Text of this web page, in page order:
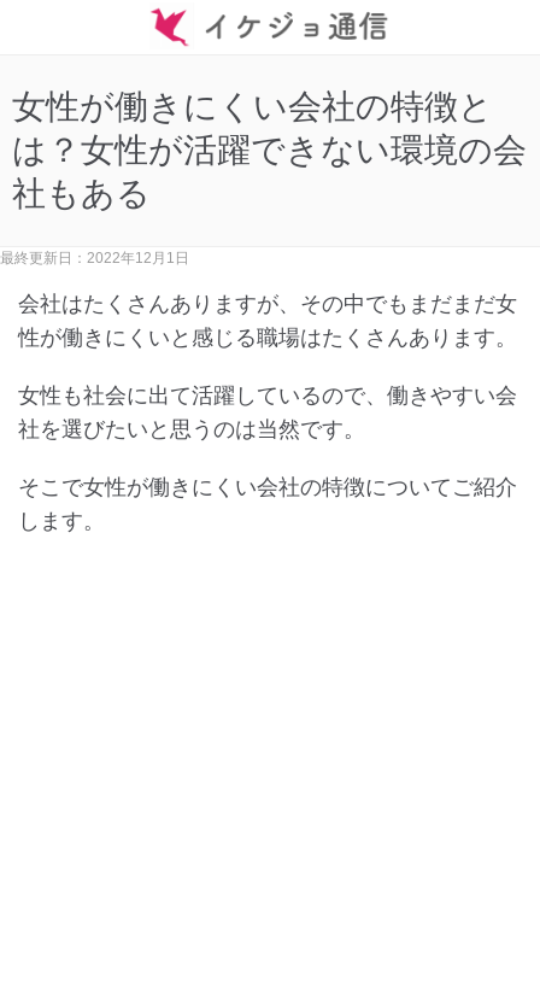
女性が働きにくい会社の特徴と
は？女性が活躍できない環境の会
社もある
最終更新日：2022年12月1日
会社はたくさんありますが、その中でもまだまだ女
性が働きにくいと感じる職場はたくさんあります。
女性も社会に出て活躍しているので、働きやすい会
社を選びたいと思うのは当然です。
そこで女性が働きにくい会社の特徴についてご紹介
します。